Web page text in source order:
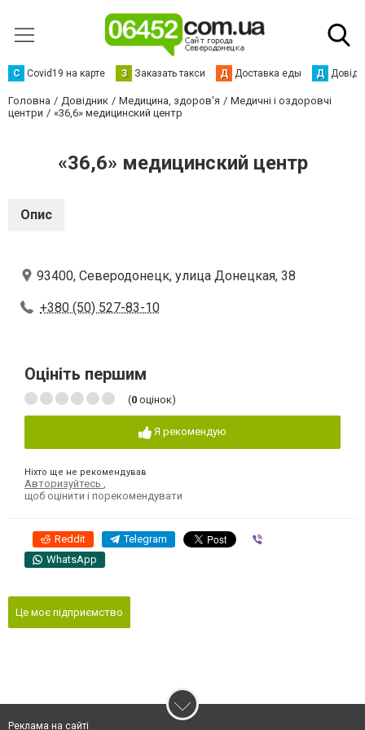
С Сovid19 на карте З Заказать такси Д Доставка еды Д
Головна Довідник Медицина, здоров'я
Медичні і оздоровчі
центри
«36,6» медицинский центр
«36,6» медицинский центр
Опис
93400, Северодонецк, улица Донецкая, 38
+380 (50) 527-83-10
Оцініть першим
(0 оцінок)
Я рекомендую
Ніхто ще не рекомендував
Авторизуйтесь
щоб оцінити і порекомендувати
Reddit Telegram
WhatsApp
Це моє підприємство
Реклама на сайті